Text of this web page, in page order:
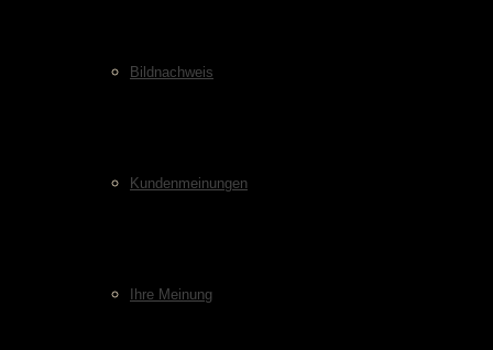
Bildnachweis
Kundenmeinungen
Ihre Meinung